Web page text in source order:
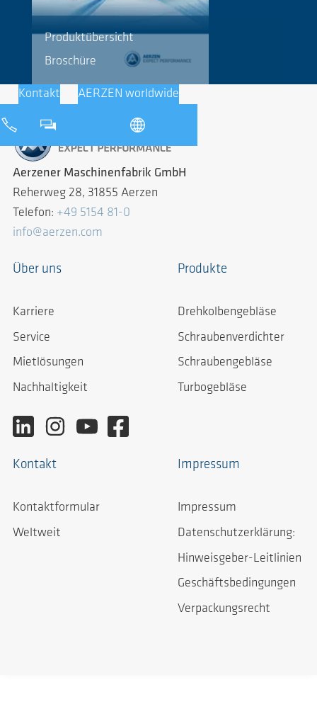
Produktübersicht
Broschüre
Kontakt AERZEN worldwide
Aerzener Maschinenfabrik GmbH
Reherweg 28, 31855 Aerzen
Telefon: +49 5154 81-0
info@aerzen.com
Über uns
Karriere
Service
Mietlösungen
Nachhaltigkeit
Produkte
Drehkolbengebläse
Schraubenverdichter
Schraubengebläse
Turbogebläse
Kontakt
Kontaktformular
Weltweit
Impressum
Impressum
Datenschutzerklärung:
Hinweisgeber-Leitlinien
Geschäftsbedingungen
Verpackungsrecht